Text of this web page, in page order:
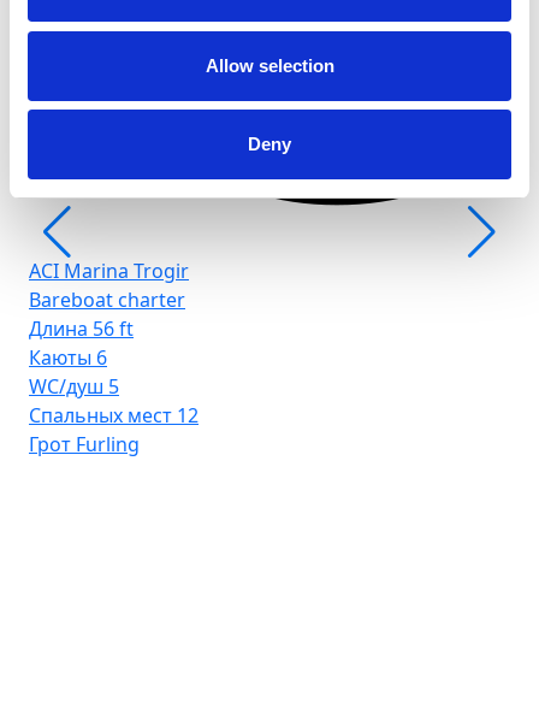
Allow selection
Deny
ACI Marina Trogir
Bareboat charter
Длина 56 ft
Каюты 6
WC/душ 5
Спальных мест 12
Грот Furling